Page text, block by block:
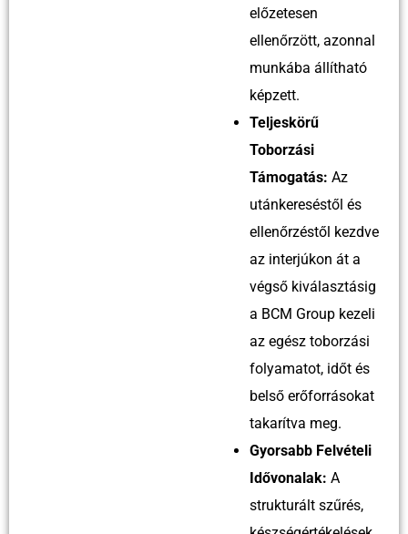
előzetesen
ellenőrzött, azonnal
munkába állítható
képzett.
Teljeskörű
Toborzási
Támogatás: Az
utánkereséstől és
ellenőrzéstől kezdve
az interjúkon át a
végső kiválasztásig
a BCM Group kezeli
az egész toborzási
folyamatot, időt és
belső erőforrásokat
takarítva meg.
Gyorsabb Felvételi
Idővonalak: A
strukturált szűrés,